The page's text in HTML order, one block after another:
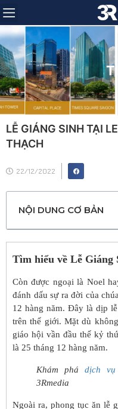
LỄ GIÁNG SINH TẠI
THẠCH
22/12/2022
NỘI DUNG CƠ BẢN
Tìm hiểu về Lễ Giáng
Còn được ngoại là Noel
đánh dấu sự ra đời của
12 hàng năm. Đây là dịp
trên thế giới. Mặt dù
giáo hội vần đầu thế kỷ
là 25 tháng 12 hàng năm.
Khám phá dịch
3Rmedia
Ngoài ra, phong tục ăn lễ